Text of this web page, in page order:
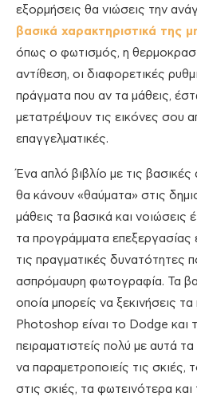
εξορμήσεις θα νιώσεις την
βασικά χαρακτηριστικά της
όπως ο φωτισμός, η
αντίθεση, οι διαφορετικές
πράγματα που αν τα μάθεις,
μετατρέψουν τις εικόνες σου
επαγγελματικές.
Ένα απλό βιβλίο με τις
θα κάνουν «θαύματα» στις
μάθεις τα βασικά και νοιώσεις
τα προγράμματα επεξεργασίας
τις πραγματικές δυνατότητες
ασπρόμαυρη φωτογραφία. Τα
οποία μπορείς να ξεκινήσεις
Photoshop είναι το Dodge και
πειραματιστείς πολύ με αυτά
να παραμετροποιείς τις
στις σκιές, τα φωτεινότερα